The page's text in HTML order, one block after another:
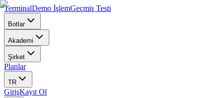
TerminalDemo İşlemGeçmiş Testi
Botlar
Akademi
Şirket
Planlar
TR
GirişKayıt Ol